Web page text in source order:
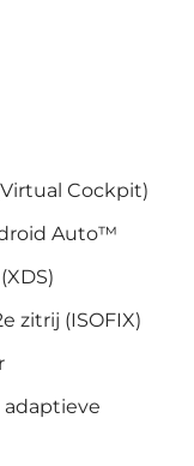
Cockpit)
Auto™
zitrij (ISOFIX)